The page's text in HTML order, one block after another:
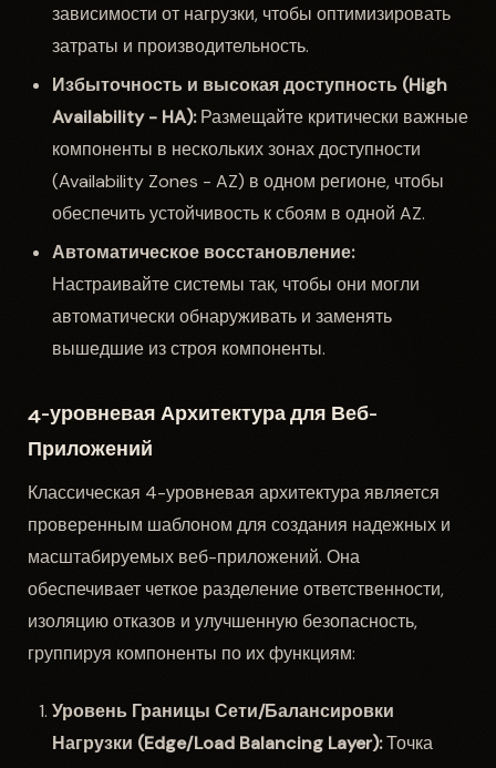
зависимости от нагрузки, чтобы оптимизировать
затраты и производительность.
Избыточность и высокая доступность (High
Availability - HA):Размещайте критически важные
компоненты в нескольких зонах доступности
(Availability Zones - AZ) в одном регионе, чтобы
обеспечить устойчивость к сбоям в одной AZ.
Автоматическое восстановление:
Настраивайте системы так, чтобы они могли
автоматически обнаруживать и заменять
вышедшие из строя компоненты.
4-уровневая Архитектура для Веб-
Приложений
Классическая 4-уровневая архитектура является
проверенным шаблоном для создания надежных и
масштабируемых веб-приложений. Она
обеспечивает четкое разделение ответственности,
изоляцию отказов и улучшенную безопасность,
группируя компоненты по их функциям:
Уровень Границы Сети/Балансировки
Нагрузки (Edge/Load Balancing Layer):Точка